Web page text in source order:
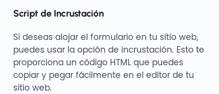
Script de Incrustación
Si deseas alojar el formulario en tu sitio web,
puedes usar la opción de incrustación. Esto te
proporciona un código HTML que puedes
copiar y pegar fácilmente en el editor de tu
sitio web.